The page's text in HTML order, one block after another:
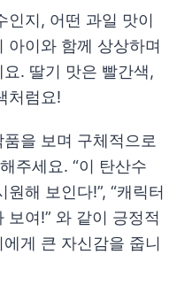
인지, 어떤 과일 맛이
아이와 함께 상상하며
. 딸기 맛은 빨간색,
처럼요!
을 보며 구체적으로
주세요. “이 탄산수
해 보인다!”, “캐릭터
보여!” 와 같이 긍정적
게 큰 자신감을 줍니